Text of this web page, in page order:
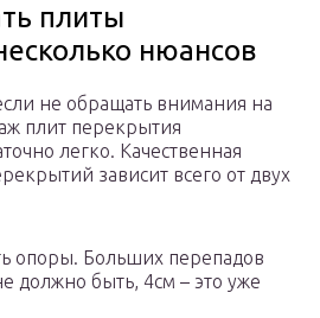
плиты
нюансов
не обращать внимания на
плит перекрытия
легко. Качественная
зависит всего от двух
опоры. Больших перепадов
должно быть, 4см – это уже